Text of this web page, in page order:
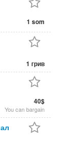
1 som
1 грив
40$
You can bargain